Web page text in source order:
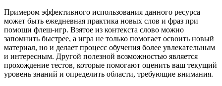
Примером эффективного использования данного ресурса
может быть ежедневная практика новых слов и фраз при
помощи флеш-игр. Взятое из контекста слово можно
запомнить быстрее, а игра не только помогает освоить новый
материал, но и делает процесс обучения более увлекательным
и интересным. Другой полезной возможностью является
прохождение тестов, которые помогают оценить ваш текущий
уровень знаний и определить области, требующие внимания.